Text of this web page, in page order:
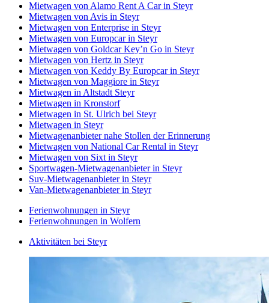
Mietwagen von Alamo Rent A Car in Steyr
Mietwagen von Avis in Steyr
Mietwagen von Enterprise in Steyr
Mietwagen von Europcar in Steyr
Mietwagen von Goldcar Key’n Go in Steyr
Mietwagen von Hertz in Steyr
Mietwagen von Keddy By Europcar in Steyr
Mietwagen von Maggiore in Steyr
Mietwagen in Altstadt Steyr
Mietwagen in Kronstorf
Mietwagen in St. Ulrich bei Steyr
Mietwagen in Steyr
Mietwagenanbieter nahe Stollen der Erinnerung
Mietwagen von National Car Rental in Steyr
Mietwagen von Sixt in Steyr
Sportwagen-Mietwagenanbieter in Steyr
Suv-Mietwagenanbieter in Steyr
Van-Mietwagenanbieter in Steyr
Ferienwohnungen in Steyr
Ferienwohnungen in Wolfern
Aktivitäten bei Steyr